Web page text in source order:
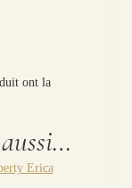
ont la